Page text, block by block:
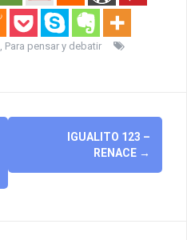
Para pensar y debatir
IGUALITO 123 –
RENACE →